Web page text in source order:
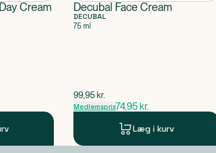
Cream
Decubal Face Cream
DECUBAL
75 ml
$gammel pris
99,95 kr.
Medlemspris74,95 kr.
Læg i kurv